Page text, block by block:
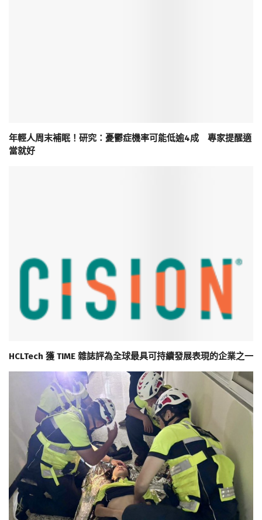
年輕人周末補眠！研究：憂鬱症機率可能低逾4成 專家提醒適
當就好
HCLTech 獲 TIME 雜誌評為全球最具可持續發展表現的企業之一